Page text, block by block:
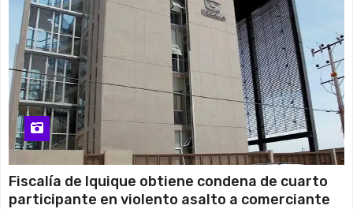
Fiscalía de Iquique obtiene condena de cuarto
participante en violento asalto a comerciante